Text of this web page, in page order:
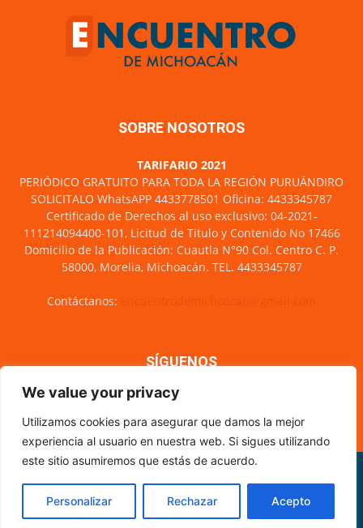
We value your privacy
Utilizamos cookies para asegurar que damos la mejor
experiencia al usuario en nuestra web. Si sigues utilizando
este sitio asumiremos que estás de acuerdo.
Personalizar Rechazar Acepto
SOBRE NOSOTROS
TARIFARIO 2021
PERIÓDICO GRATUITO PARA TODA LA REGIÓN PURUÁNDIRO
SOLICITALO WhatsAPP 4433778501 Oficina: 4433345787
Certificado de Derechos al uso exclusivo: 04-2021-
111214094400-101, Licitud de Titulo y Contenido No 17466
Domicilio de la Publicación: Cuautla N°90 Col. Centro C. P.
58000, Morelia, Michoacán. TEL. 4433345787
Contáctanos:
SÍGUENOS
Nosotros
CÓDIGO DE ÉTICA PERIODÍSTICA
XML Sitemap
© Encuentro de Michoacán - 2021